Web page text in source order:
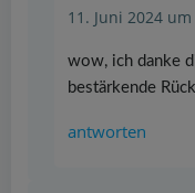
11. Juni 2024
wow, ich danke
bestärkende
antworten